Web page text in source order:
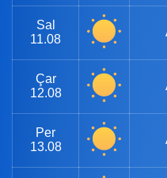
Sal
11.08
Çar
12.08
Per
13.08